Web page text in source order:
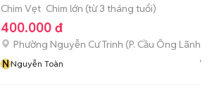
Chim Vẹt Chim lớn (từ 3 tháng tuổi)
400.000 đ
Phường Nguyễn Cư Trinh (P. Cầu Ông Lãnh
NNguyễn Toàn